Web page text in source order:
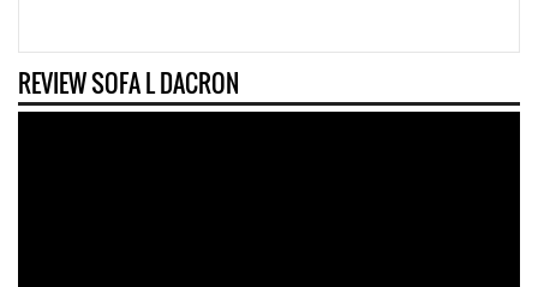
REVIEW SOFA L DACRON